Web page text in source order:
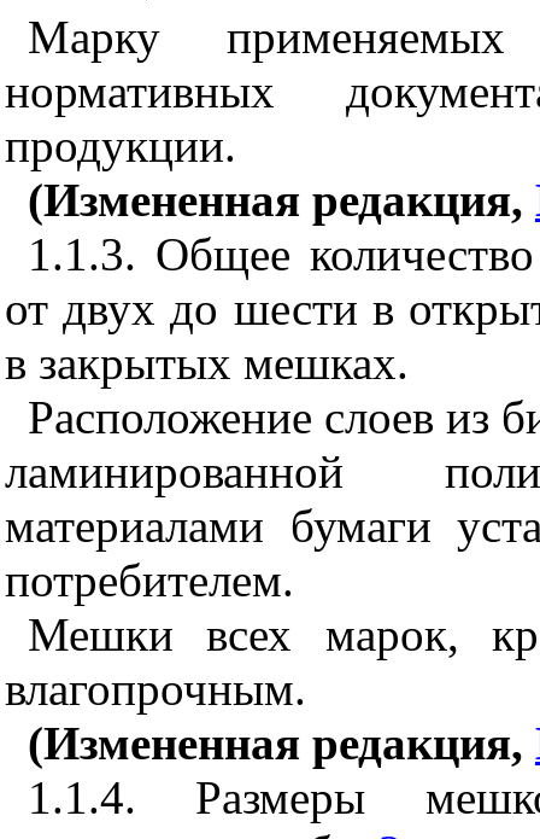
Марку
нормативных
продукции.
(Измененная редакция,
1.1.3. Общее
от двух до шести в
в закрытых мешках.
Расположение слоев из
ламинированной
материалами бумаги
потребителем.
Мешки всех марок,
влагопрочным.
(Измененная редакция,
1.1.4. Размеры